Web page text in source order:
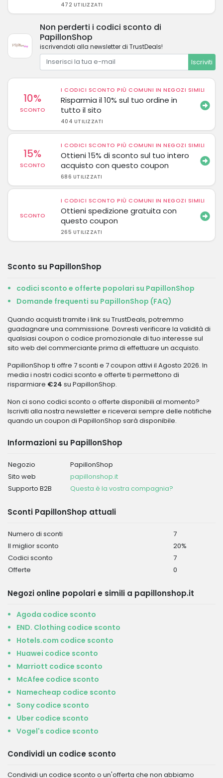
472 UTILIZZATI
Non perderti i codici sconto di
PapillonShop
iscrivendoti alla newsletter di TrustDeals!
Iscriviti
10%
SCONTO
I CODICI SCONTO PIÙ COMUNI IN NEGOZI SIMILI
Risparmia il 10% sul tuo ordine in
tutto il sito
404 UTILIZZATI
15%
SCONTO
I CODICI SCONTO PIÙ COMUNI IN NEGOZI SIMILI
Ottieni 15% di sconto sul tuo intero
acquisto con questo coupon
686 UTILIZZATI
SCONTO
I CODICI SCONTO PIÙ COMUNI IN NEGOZI SIMILI
Ottieni spedizione gratuita con
questo coupon
265 UTILIZZATI
Sconto su PapillonShop
codici sconto e offerte popolari su PapillonShop
Domande frequenti su PapillonShop (FAQ)
Quando acquisti tramite i link su TrustDeals, potremmo
guadagnare una commissione. Dovresti verificare la validità di
qualsiasi coupon o codice promozionale di tuo interesse sul
sito web del commerciante prima di effettuare un acquisto.
PapillonShop ti offre 7 sconti e 7 coupon attivi il Agosto 2026. In
media i nostri codici sconto e offerte ti permettono di
risparmiare €24 su PapillonShop.
Non ci sono codici sconto o offerte disponibili al momento?
Iscriviti alla nostra newsletter e riceverai sempre delle notifiche
quando un coupon di PapillonShop sarà disponibile.
Informazioni su PapillonShop
Negozio
PapillonShop
Sito web
papillonshop.it
Supporto B2B
Questa è la vostra compagnia?
Sconti PapillonShop attuali
Numero di sconti
7
Il miglior sconto
20%
Codici sconto
7
Offerte
0
Negozi online popolari e simili a papillonshop.it
Agoda codice sconto
END. Clothing codice sconto
Hotels.com codice sconto
Huawei codice sconto
Marriott codice sconto
McAfee codice sconto
Namecheap codice sconto
Sony codice sconto
Uber codice sconto
Vogel's codice sconto
Condividi un codice sconto
Condividi un codice sconto o un'offerta che non abbiamo